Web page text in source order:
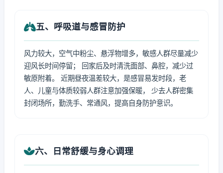
五、呼吸道与感冒防护
风力较大，空气中粉尘、悬浮物增多，敏感人群尽量减少
迎风长时间停留； 回家后及时清洗面部、鼻腔，减少过
敏原附着。 近期昼夜温差较大，是感冒易发时段，老
人、儿童与体质较弱人群注意加强保暖， 少去人群密集
封闭场所，勤洗手、常通风，提高自身防护意识。
六、日常舒缓与身心调理